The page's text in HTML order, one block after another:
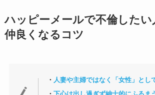
ハッピーメールで不倫したい
仲良くなるコツ
・ 人妻や主婦ではなく「女性」とし